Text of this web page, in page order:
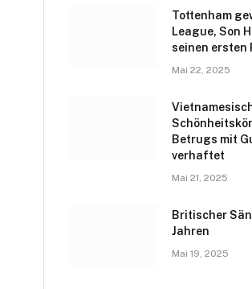
Tottenham
League, Son
seinen ersten
Mai 22, 2025
Betrugs mit
verhaftet
Mai 21, 2025
Britischer
Jahren
Mai 19, 2025